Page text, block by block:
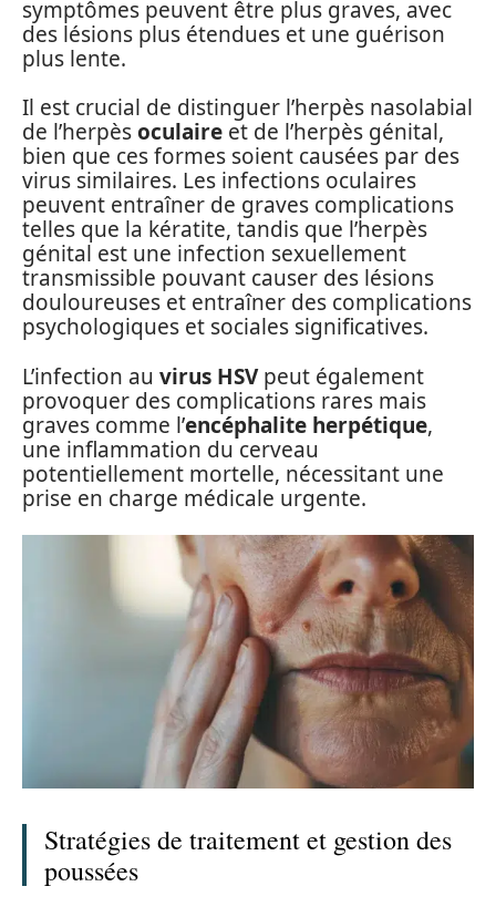
symptômes peuvent être plus graves, avec
des lésions plus étendues et une guérison
plus lente.
Il est crucial de distinguer l’herpès nasolabial
de l’herpèsoculaire et de l’herpès génital,
bien que ces formes soient causées par des
virus similaires. Les infections oculaires
peuvent entraîner de graves complications
telles que la kératite, tandis que l’herpès
génital est une infection sexuellement
transmissible pouvant causer des lésions
douloureuses et entraîner des complications
psychologiques et sociales significatives.
L’infection au virus HSVpeut également
provoquer des complications rares mais
graves comme l’encéphalite herpétique,
une inflammation du cerveau
potentiellement mortelle, nécessitant une
prise en charge médicale urgente.
Stratégies de traitement et gestion des
poussées